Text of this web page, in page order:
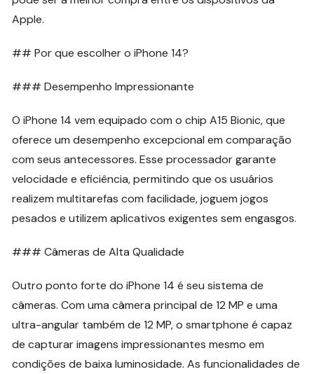
Apple.
## Por que escolher o iPhone 14?
### Desempenho Impressionante
O iPhone 14 vem equipado com o chip A15 Bionic, que
oferece um desempenho excepcional em comparação
com seus antecessores. Esse processador garante
velocidade e eficiência, permitindo que os usuários
realizem multitarefas com facilidade, joguem jogos
pesados e utilizem aplicativos exigentes sem engasgos.
### Câmeras de Alta Qualidade
Outro ponto forte do iPhone 14 é seu sistema de
câmeras. Com uma câmera principal de 12 MP e uma
ultra-angular também de 12 MP, o smartphone é capaz
de capturar imagens impressionantes mesmo em
condições de baixa luminosidade. As funcionalidades de